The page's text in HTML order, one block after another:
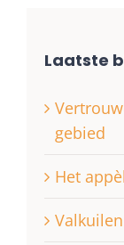
Laatste
gebied
Het